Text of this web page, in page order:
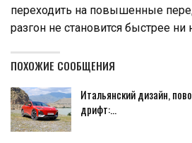
переходить на повышенные
разгон не становится быстрее ни
ПОХОЖИЕ СООБЩЕНИЯ
Итальянский дизайн,
дрифт:…